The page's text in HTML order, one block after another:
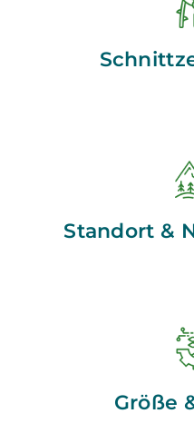
Standort &
Größe